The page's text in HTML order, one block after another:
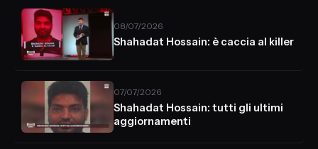
08/07/2026
Shahadat Hossain: è caccia al killer
07/07/2026
Shahadat Hossain: tutti gli ultimi
aggiornamenti